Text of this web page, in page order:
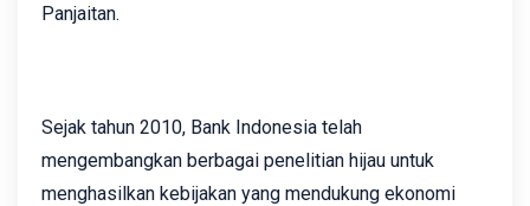
Panjaitan.
Sejak tahun 2010, Bank Indonesia telah
mengembangkan berbagai penelitian hijau untuk
menghasilkan kebijakan yang mendukung ekonomi